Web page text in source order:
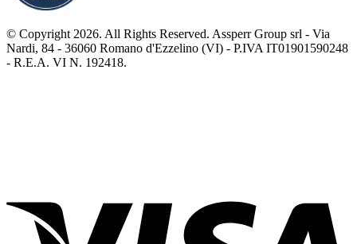
© Copyright 2026. All Rights Reserved. Assperr Group srl - Via
Nardi, 84 - 36060 Romano d'Ezzelino (VI) - P.IVA IT01901590248
- R.E.A. VI N. 192418.